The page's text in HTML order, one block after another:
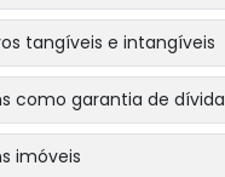
tangíveis e intangíveis
como garantia de dívida
imóveis